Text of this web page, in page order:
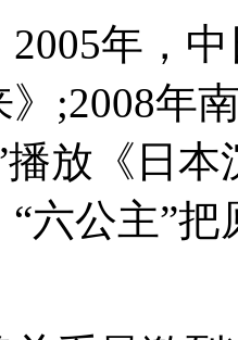
年，中
;2008年
播放《日
六公主”